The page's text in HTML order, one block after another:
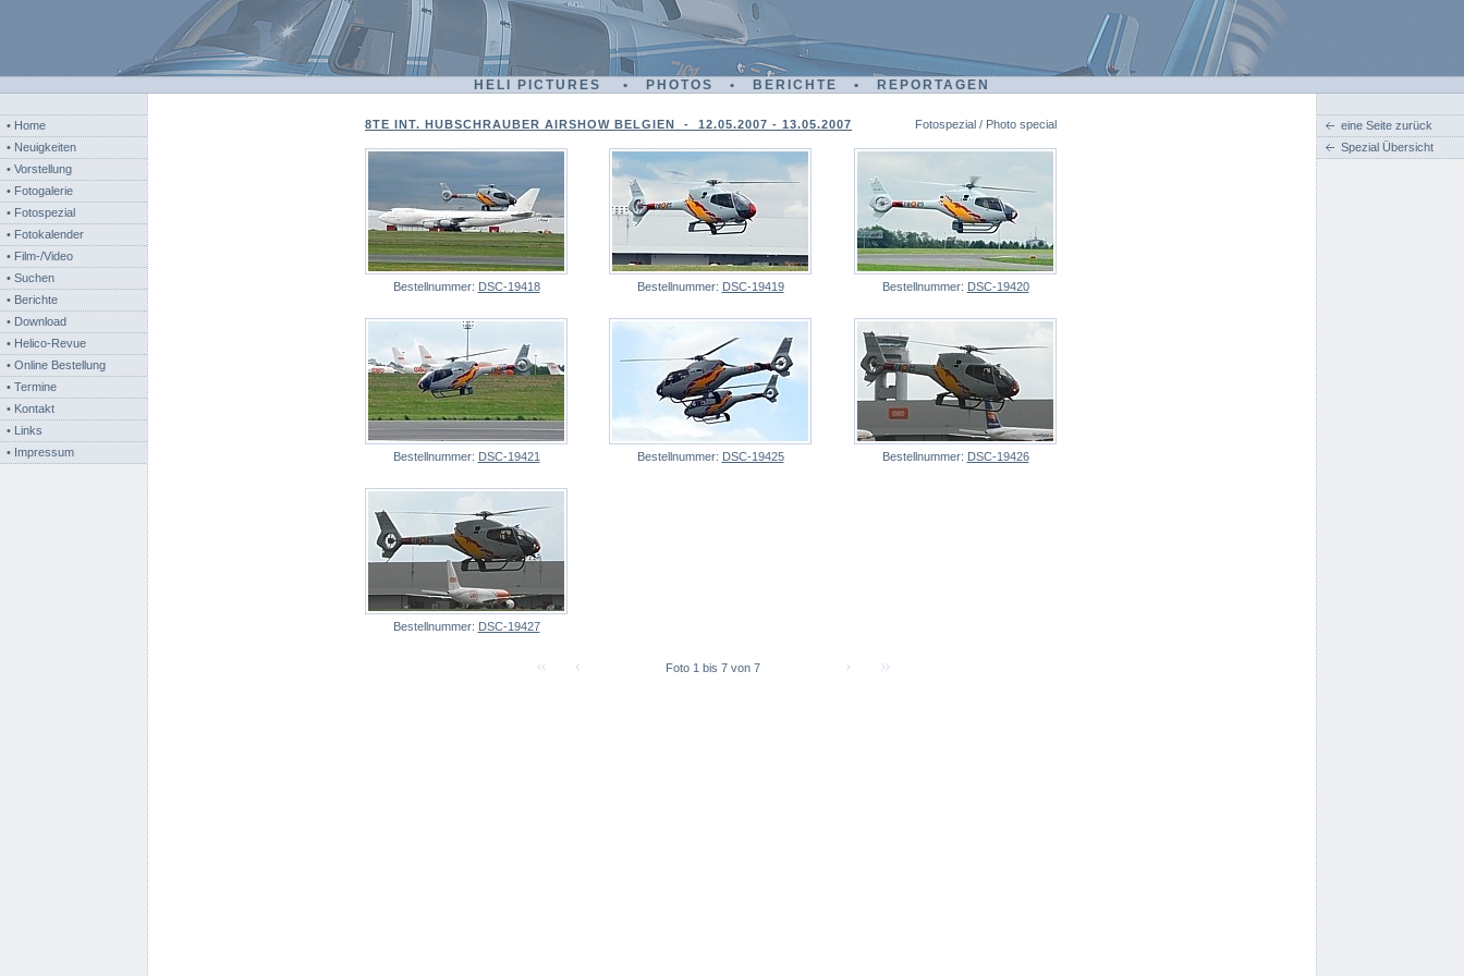
HELI PICTURES • PHOTOS • BERICHTE • REPORTAGEN
• Home
• Neuigkeiten
• Vorstellung
• Fotogalerie
• Fotospezial
• Fotokalender
• Film-/Video
• Suchen
• Berichte
• Download
• Helico-Revue
• Online Bestellung
• Termine
• Kontakt
• Links
• Impressum
8TE INT. HUBSCHRAUBER AIRSHOW BELGIEN - 12.05.2007 - 13.05.2007 Fotospezial / Photo special
Bestellnummer: DSC-19418 Bestellnummer: DSC-19419 Bestellnummer: DSC-19420
Bestellnummer: DSC-19421 Bestellnummer: DSC-19425 Bestellnummer: DSC-19426
Bestellnummer: DSC-19427
Foto 1 bis 7 von 7
eine Seite zurück
Spezial Übersicht